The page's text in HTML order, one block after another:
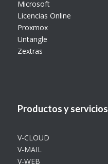
Microsoft
Licencias Online
Proxmox
Untangle
Zextras
Productos y servicios
V-CLOUD
V-MAIL
V-WEB